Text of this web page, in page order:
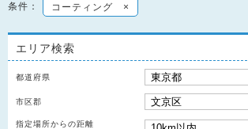
条件： コーティング ×
エリア検索
都道府県
市区郡
指定場所からの距離